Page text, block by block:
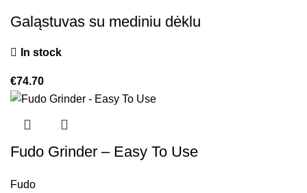
Galąstuvas su mediniu dėklu
In stock
€74.70
Fudo Grinder – Easy To Use
Fudo